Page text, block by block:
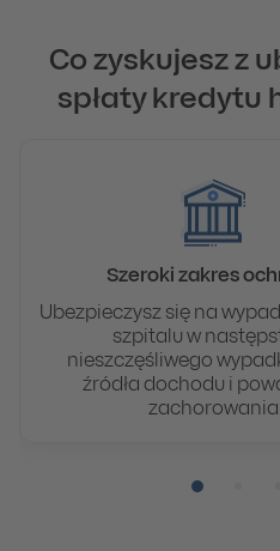
Co zyskujesz z
spłaty kredytu
Szeroki zakres
Ubezpieczysz się na
szpitalu w
nieszczęśliwego
źródła dochodu i
zachorowania